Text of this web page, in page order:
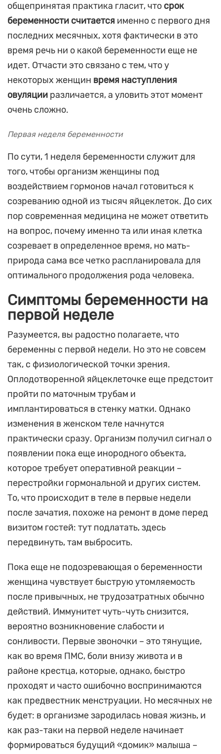
общепринятая практика гласит, что срок
беременности считается именно с первого дня
последних месячных, хотя фактически в это
время речь ни о какой беременности еще не
идет. Отчасти это связано с тем, что у
некоторых женщин время наступления
овуляции различается, а уловить этот момент
очень сложно.
Первая неделя беременности
По сути, 1 неделя беременности служит для
того, чтобы организм женщины под
воздействием гормонов начал готовиться к
созреванию одной из тысяч яйцеклеток. До сих
пор современная медицина не может ответить
на вопрос, почему именно та или иная клетка
созревает в определенное время, но мать-
природа сама все четко распланировала для
оптимального продолжения рода человека.
Симптомы беременности на
первой неделе
Разумеется, вы радостно полагаете, что
беременны с первой недели. Но это не совсем
так, с физиологической точки зрения.
Оплодотворенной яйцеклеточке еще предстоит
пройти по маточным трубам и
имплантироваться в стенку матки. Однако
изменения в женском теле начнутся
практически сразу. Организм получил сигнал о
появлении пока еще инородного объекта,
которое требует оперативной реакции –
перестройки гормональной и других систем.
То, что происходит в теле в первые недели
после зачатия, похоже на ремонт в доме перед
визитом гостей: тут подлатать, здесь
передвинуть, там выбросить.
Пока еще не подозревающая о беременности
женщина чувствует быструю утомляемость
после привычных, не трудозатратных обычно
действий. Иммунитет чуть-чуть снизится,
вероятно возникновение слабости и
сонливости. Первые звоночки – это тянущие,
как во время ПМС, боли внизу живота и в
районе крестца, которые, однако, быстро
проходят и часто ошибочно воспринимаются
как предвестник менструации. Но месячных не
будет: в организме зародилась новая жизнь, и
как раз-таки на первой неделе начинает
формироваться будущий «домик» малыша –